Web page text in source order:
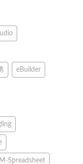
eBuilder
IM-Spreadsheet